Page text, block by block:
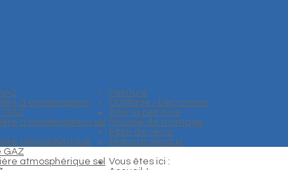
à condensation
GAZ
à condensation sol
atmosphérique
GAZ
atmosphérique sol
Peinture
Outillage / Décoration
Pour la peinture
Mousse de montage
Fibre de verre
Plafonds tendus
Vous êtes ici :